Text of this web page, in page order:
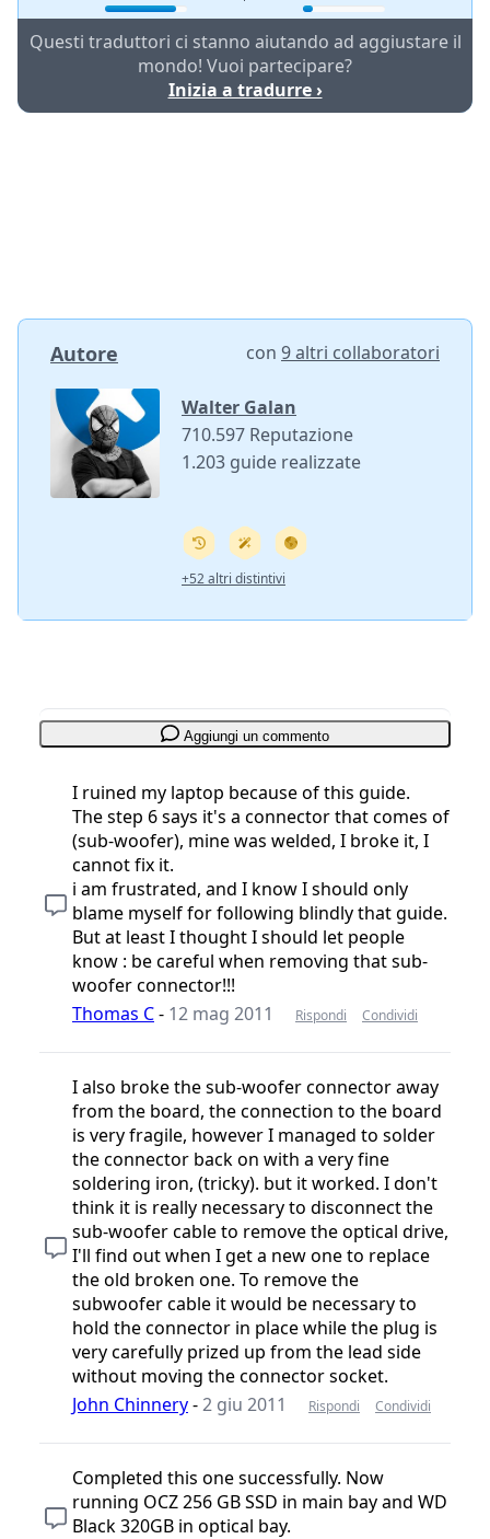
Questi traduttori ci stanno aiutando ad aggiustare il
mondo! Vuoi partecipare?
Inizia a tradurre ›
Autore con 9 altri collaboratori
Walter Galan
710.597 Reputazione
1.203 guide realizzate
+52 altri distintivi
Aggiungi un commento
I ruined my laptop because of this guide.
The step 6 says it's a connector that comes of
(sub-woofer), mine was welded, I broke it, I
cannot fix it.
i am frustrated, and I know I should only
blame myself for following blindly that guide.
But at least I thought I should let people
know : be careful when removing that sub-
woofer connector!!!
Thomas C- 12 mag 2011 Rispondi Condividi
I also broke the sub-woofer connector away
from the board, the connection to the board
is very fragile, however I managed to solder
the connector back on with a very fine
soldering iron, (tricky). but it worked. I don't
think it is really necessary to disconnect the
sub-woofer cable to remove the optical drive,
I'll find out when I get a new one to replace
the old broken one. To remove the
subwoofer cable it would be necessary to
hold the connector in place while the plug is
very carefully prized up from the lead side
without moving the connector socket.
John Chinnery-2 giu 2011 Rispondi Condividi
Completed this one successfully. Now
running OCZ 256 GB SSD in main bay and WD
Black 320GB in optical bay.